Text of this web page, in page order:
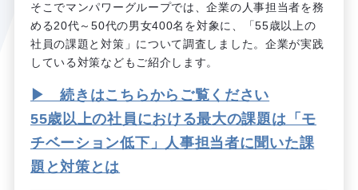
そこでマンパワーグループでは、企業の人事担当者を務
める20代～50代の男女400名を対象に、「55歳以上の
社員の課題と対策」について調査しました。企業が実践
している対策などもご紹介します。
▶ 続きはこちらからご覧ください
55歳以上の社員における最大の課題は「モ
チベーション低下」人事担当者に聞いた課
題と対策とは